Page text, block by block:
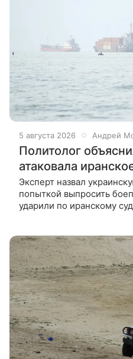
5 августа 2026 Андрей
Политолог
атаковала
Эксперт назвал
попыткой выпросить
ударили по иранскому